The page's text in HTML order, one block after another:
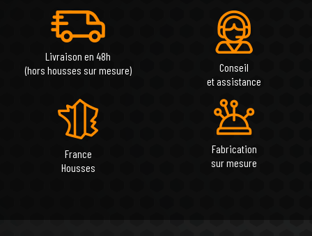
Livraison en 48h
(hors housses sur mesure)
Conseil
et assistance
France
Housses
Fabrication
sur mesure